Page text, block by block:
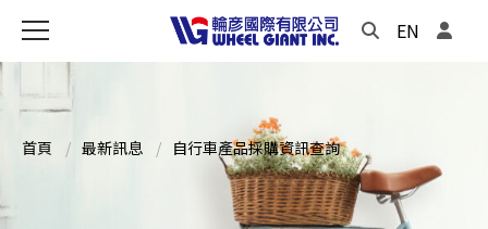
EN
首頁 最新訊息 自行車產品採購資訊查詢